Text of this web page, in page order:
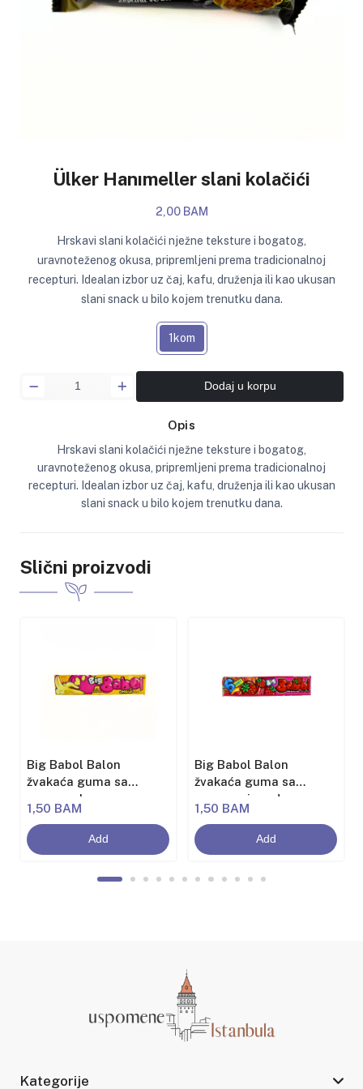
Ülker Hanımeller slani kolačići
2,00 BAM
Hrskavi slani kolačići nježne teksture i bogatog,
uravnoteženog okusa, pripremljeni prema tradicionalnoj
recepturi. Idealan izbor uz čaj, kafu, druženja ili kao ukusan
slani snack u bilo kojem trenutku dana.
1kom
Dodaj u korpu
Opis
Hrskavi slani kolačići nježne teksture i bogatog,
uravnoteženog okusa, pripremljeni prema tradicionalnoj
recepturi. Idealan izbor uz čaj, kafu, druženja ili kao ukusan
slani snack u bilo kojem trenutku dana.
Slični proizvodi
Big Babol Balon
žvakaća guma sa
aromom banane
1,50 BAM
Add
Big Babol Balon
žvakaća guma sa
aromom jagode
1,50 BAM
Add
Kategorije